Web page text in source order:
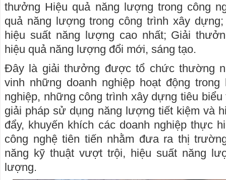
thưởng Hiệu quả năng lượng trong công
quả năng lượng trong công trình xây
hiệu suất năng lượng cao nhất; Giải
hiệu quả năng lượng đổi mới, sáng tạo.
Đây là giải thưởng được tổ chức thường
vinh những doanh nghiệp hoạt động
nghiệp, những công trình xây dựng tiêu
giải pháp sử dụng năng lượng tiết kiệm và
đẩy, khuyến khích các doanh nghiệp thực
công nghệ tiên tiến nhằm đưa ra thị
năng kỹ thuật vượt trội, hiệu suất năng
lượng.